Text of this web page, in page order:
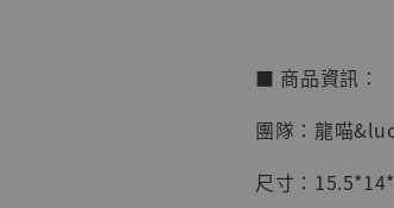
加
■ 商品資訊：
團隊：龍喵
尺寸：